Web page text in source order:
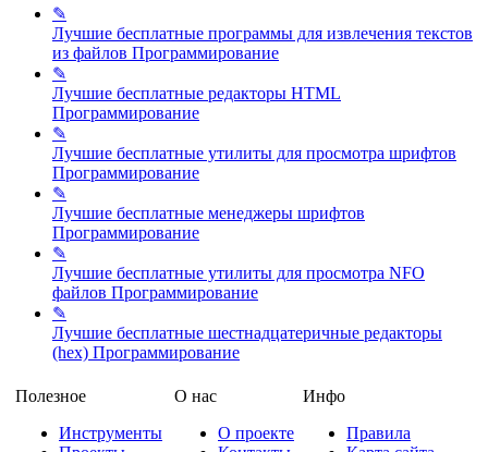
✎
Лучшие бесплатные программы для извлечения текстов
из файлов Программирование
✎
Лучшие бесплатные редакторы HTML
Программирование
✎
Лучшие бесплатные утилиты для просмотра шрифтов
Программирование
✎
Лучшие бесплатные менеджеры шрифтов
Программирование
✎
Лучшие бесплатные утилиты для просмотра NFO
файлов Программирование
✎
Лучшие бесплатные шестнадцатеричные редакторы
(hex) Программирование
Полезное
Инструменты
О нас
О проекте
Инфо
Правила